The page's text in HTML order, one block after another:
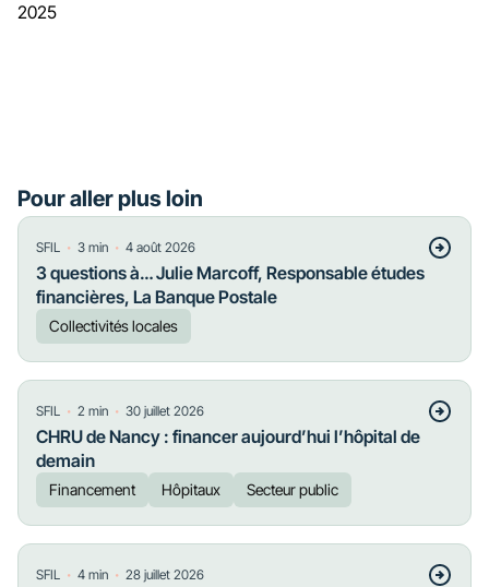
2025
Pour aller plus loin
SFIL ・ 3 min ・ 4 août 2026
3 questions à… Julie Marcoff, Responsable études
financières, La Banque Postale
Collectivités locales
SFIL ・ 2 min ・ 30 juillet 2026
CHRU de Nancy : financer aujourd’hui l’hôpital de
demain
Financement Hôpitaux Secteur public
SFIL ・ 4 min ・ 28 juillet 2026